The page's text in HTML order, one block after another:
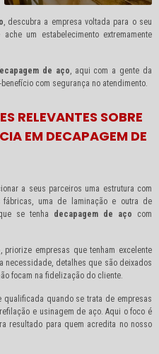
, descubra a empresa voltada para o seu
um estabelecimento extremamente
de aço , aqui com a gente da
com segurança no atendimento.
RELEVANTES SOBRE
EM DECAPAGEM DE
a seus parceiros uma estrutura com
uma de laminação e outra de
se tenha decapagem de aço com
, priorize empresas que tenham excelente
necessidade, detalhes que são deixados
focam na fidelização do cliente.
qualificada quando se trata de empresas
e usinagem de aço. Aqui o foco é
resultado para quem acredita no nosso